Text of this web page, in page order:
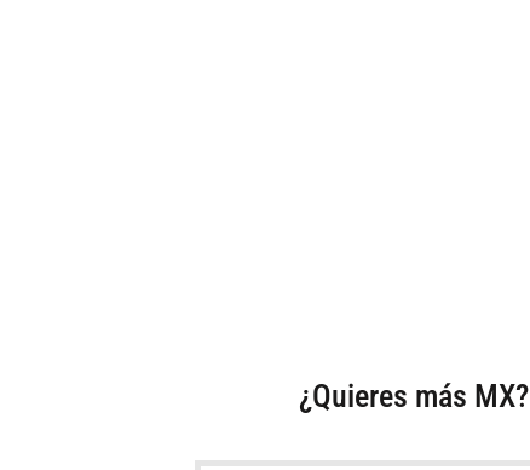
¿Quieres más MX?